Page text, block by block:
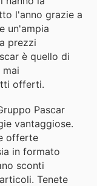
l'anno grazie a
un'ampia
prezzi
è quello di
mai
offerti.
Pascar
vantaggiose.
offerte
in formato
sconti
Tenete